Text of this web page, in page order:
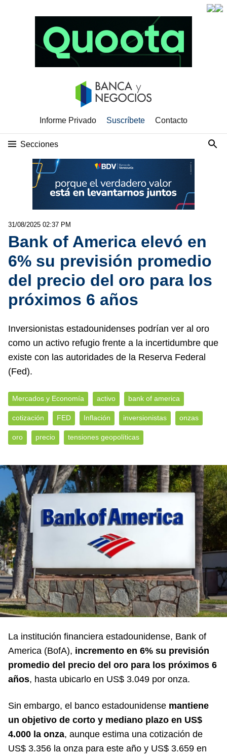
Informe Privado Suscríbete Contacto
Secciones
31/08/2025 02:37 PM
Bank of America elevó en
6% su previsión promedio
del precio del oro para los
próximos 6 años
Inversionistas estadounidenses podrían ver al oro
como un activo refugio frente a la incertidumbre que
existe con las autoridades de la Reserva Federal
(Fed).
Mercados y Economía activo bank of america
cotización FED Inflación inversionistas onzas
oro precio tensiones geopolíticas
La institución financiera estadounidense, Bank of
America (BofA), incremento en 6% su previsión
promedio del precio del oro para los próximos 6
años, hasta ubicarlo en US$ 3.049 por onza.
Sin embargo, el banco estadounidense mantiene
un objetivo de corto y mediano plazo en US$
4.000 la onza, aunque estima una cotización de
US$ 3.356 la onza para este año y US$ 3.659 en